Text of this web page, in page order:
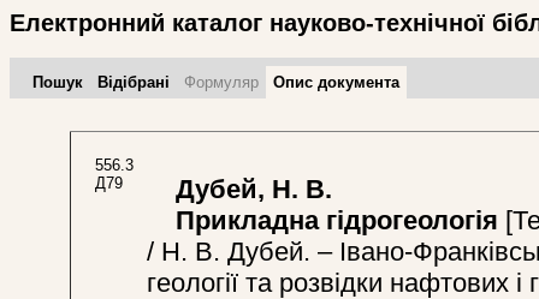
Електронний каталог науково-технічної
Пошук Відібрані Формуляр Опис документа
556.3
Д79
Дубей, Н. В.
Прикладна гідрогеологія
/ Н. В. Дубей. – Івано-
геології та розвідки нафтових